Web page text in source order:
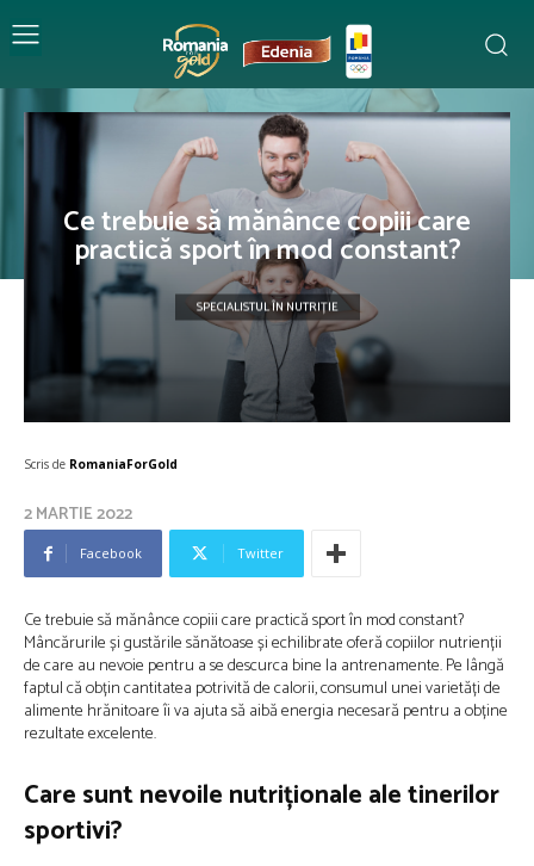
Ce trebuie să mănânce copiii care
practică sport în mod constant?
SPECIALISTUL ÎN NUTRIȚIE
Scris de RomaniaForGold
2 MARTIE 2022
Facebook Twitter
Ce trebuie să mănânce copiii care practică sport în mod constant?
Mâncărurile și gustările sănătoase și echilibrate oferă copiilor nutrienții
de care au nevoie pentru a se descurca bine la antrenamente. Pe lângă
faptul că obțin cantitatea potrivită de calorii, consumul unei varietăți de
alimente hrănitoare îi va ajuta să aibă energia necesară pentru a obține
rezultate excelente.
Care sunt nevoile nutriționale ale tinerilor
sportivi?